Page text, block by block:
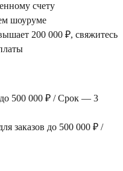
счету
шоуруме
200 000 ₽, свяжитесь
до 500 000 ₽ / Срок — 3
заказов до 500 000 ₽ /